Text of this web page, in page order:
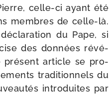
celle-​ci ayant été
membres de celle-​là.
du Pape, si
des don­nées révé­
pré­sent article se pro­
tra­di­tion­nels du
intro­duites par